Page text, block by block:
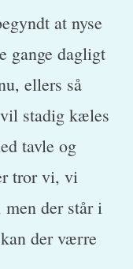
at nyse
gange dagligt
ellers så
stadig kæles
tavle og
tror vi, vi
der står i
der værre